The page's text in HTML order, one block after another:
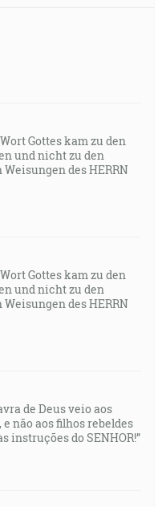
Gottes kam zu den
und nicht zu den
des HERRN
Gottes kam zu den
und nicht zu den
des HERRN
de Deus veio aos
não aos filhos rebeldes
instruções do SENHOR!”